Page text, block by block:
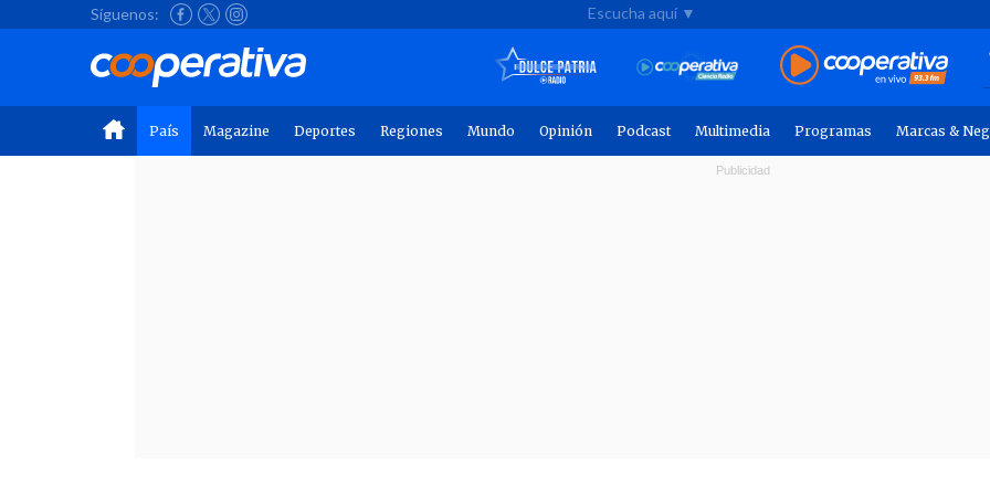
Síguenos: Escucha aquí ▼
País Magazine Deportes Regiones Mundo Opinión Podcast Multimedia Programas Marcas &